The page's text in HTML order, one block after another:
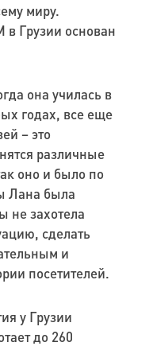
миру.
в Грузии основан
она училась в
годах, все еще
– это
различные
оно и было по
Лана была
не захотела
сделать
и
посетителей.
у Грузии
до 260